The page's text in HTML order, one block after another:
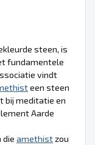
steen, is
fundamentele
vindt
een steen
bij meditatie en
Aarde
die amethistzou